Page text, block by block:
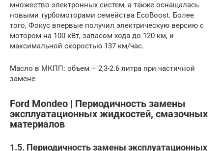
множество электронных систем, а также оснащалась
новыми турбомоторами семейства EcoBoost. Более
того, Фокус впервые получил электрическую версию с
мотором на 100 кВт, запасом хода до 120 км, и
максимальной скоростью 137 км/час.
Масло в МКПП: объем – 2,3-2.6 литра при частичной
замене
Ford Mondeo | Периодичность замены
эксплуатационных жидкостей, смазочных
материалов
1.5. Периодичность замены эксплуатационных